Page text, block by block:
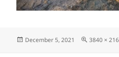
Posted
December 5, 2021
Full
3840 ×